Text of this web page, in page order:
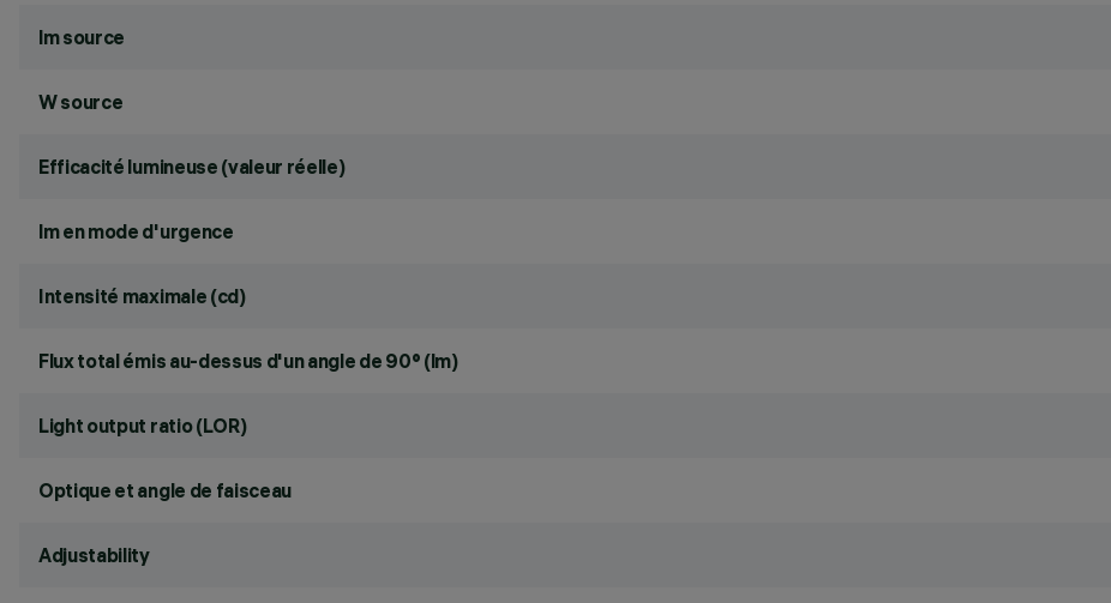
lm source
W source
Efficacité lumineuse (valeur réelle)
lm en mode d'urgence
Intensité maximale (cd)
Flux total émis au-dessus d'un angle de 90° (lm)
Light output ratio (LOR)
Optique et angle de faisceau
Adjustability